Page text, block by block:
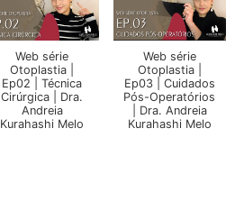
Web série
Otoplastia |
Ep02 | Técnica
Cirúrgica | Dra.
Andreia
Kurahashi Melo
Web série
Otoplastia |
Ep03 | Cuidados
Pós-Operatórios
| Dra. Andreia
Kurahashi Melo